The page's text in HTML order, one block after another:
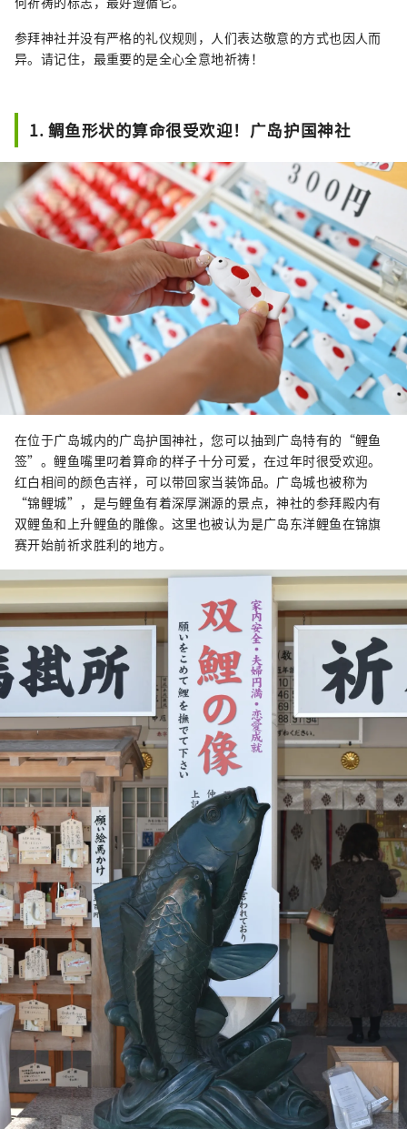
参拜神社并没有严格的礼仪规则，人们表达敬意的方式也因人而
异。请记住，最重要的是全心全意地祈祷！
1. 鲷鱼形状的算命很受欢迎！广岛护国神社
在位于广岛城内的广岛护国神社，您可以抽到广岛特有的“鲤鱼
签”。鲤鱼嘴里叼着算命的样子十分可爱，在过年时很受欢迎。
红白相间的颜色吉祥，可以带回家当装饰品。广岛城也被称为
“锦鲤城”，是与鲤鱼有着深厚渊源的景点，神社的参拜殿内有
双鲤鱼和上升鲤鱼的雕像。这里也被认为是广岛东洋鲤鱼在锦旗
赛开始前祈求胜利的地方。